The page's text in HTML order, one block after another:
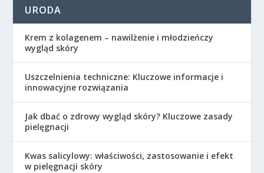
URODA
Krem z kolagenem – nawilżenie i młodzieńczy
wygląd skóry
Uszczelnienia techniczne: Kluczowe informacje i
innowacyjne rozwiązania
Jak dbać o zdrowy wygląd skóry? Kluczowe zasady
pielęgnacji
Kwas salicylowy: właściwości, zastosowanie i efekt
w pielęgnacji skóry